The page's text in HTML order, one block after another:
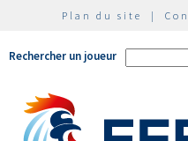
Plan du site |
Rechercher un joueur